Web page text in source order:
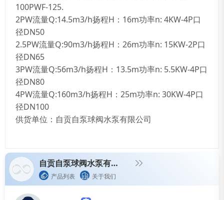
100PWF-125.
2PW流量Q:14.5m3/h扬程H ： 16m功率n: 4KW-4P口
径DN50
2.5PW流量Q:90m3/h扬程H ： 26m功率n: 15KW-2P口
径DN65
3PW流量Q:56m3/h扬程H ： 13.5m功率n: 5.5KW-4P口
径DN80
4PW流量Q:160m3/h扬程H ： 25m功率n: 30KW-4P口
径DN100
供货单位：自贡自泵球阀水泵有限公司
自贡自泵球阀水泵有限公司
产品列表 关于我们